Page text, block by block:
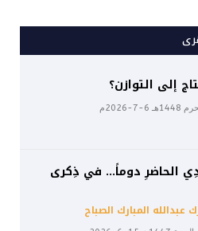
إلى التوازن؟
الحاضرِ دوماً… في ذِكرى
عبدالله المبارك الصباح